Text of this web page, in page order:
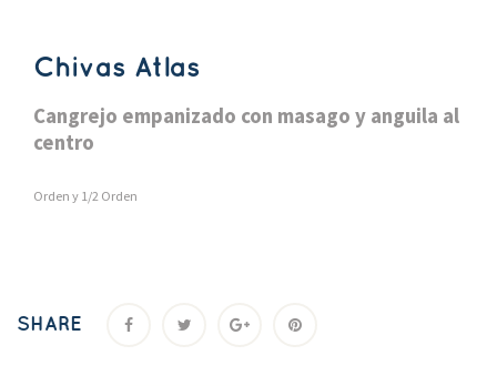
Chivas Atla
Cangrejo empanizado con masago y anguila al
centro
Orden y 1/2 Orden
SHARE